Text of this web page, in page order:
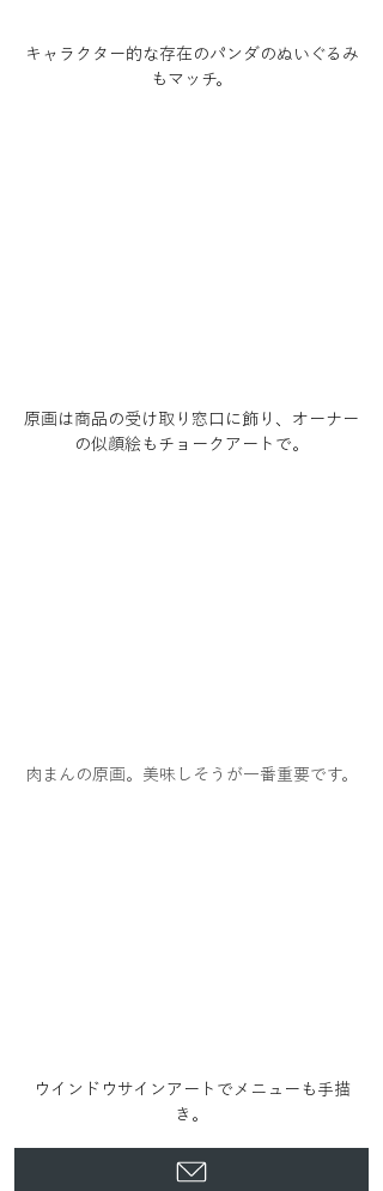
キャラクター的な存在のパンダのぬいぐるみ
もマッチ。
原画は商品の受け取り窓口に飾り、オーナー
の似顔絵もチョークアートで。
肉まんの原画。美味しそうが一番重要です。
ウインドウサインアートでメニューも手描
き。